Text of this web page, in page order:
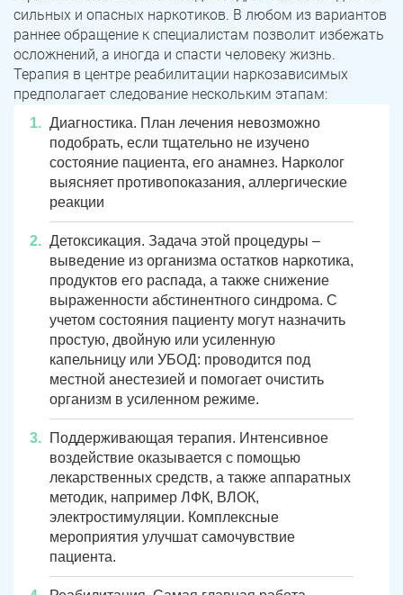
сильных и опасных наркотиков. В любом из вариантов
раннее обращение к специалистам позволит избежать
осложнений, а иногда и спасти человеку жизнь.
Терапия в центре реабилитации наркозависимых
предполагает следование нескольким этапам:
Диагностика. План лечения невозможно
подобрать, если тщательно не изучено
состояние пациента, его анамнез. Нарколог
выясняет противопоказания, аллергические
реакции
Детоксикация. Задача этой процедуры –
выведение из организма остатков наркотика,
продуктов его распада, а также снижение
выраженности абстинентного синдрома. С
учетом состояния пациенту могут назначить
простую, двойную или усиленную
капельницу или УБОД: проводится под
местной анестезией и помогает очистить
организм в усиленном режиме.
Поддерживающая терапия. Интенсивное
воздействие оказывается с помощью
лекарственных средств, а также аппаратных
методик, например ЛФК, ВЛОК,
электростимуляции. Комплексные
мероприятия улучшат самочувствие
пациента.
ПОЛУЧИТЬ ПОМОЩЬ
ЗАДАТЬ ВОПРОС
ПОЛУЧИТЬ ПОМОЩЬ
Касли Роза
Челябинск Сим
Красногорский Нязепетровск
Первомайский
ПОЛУЧИТЬ ПОМОЩЬ